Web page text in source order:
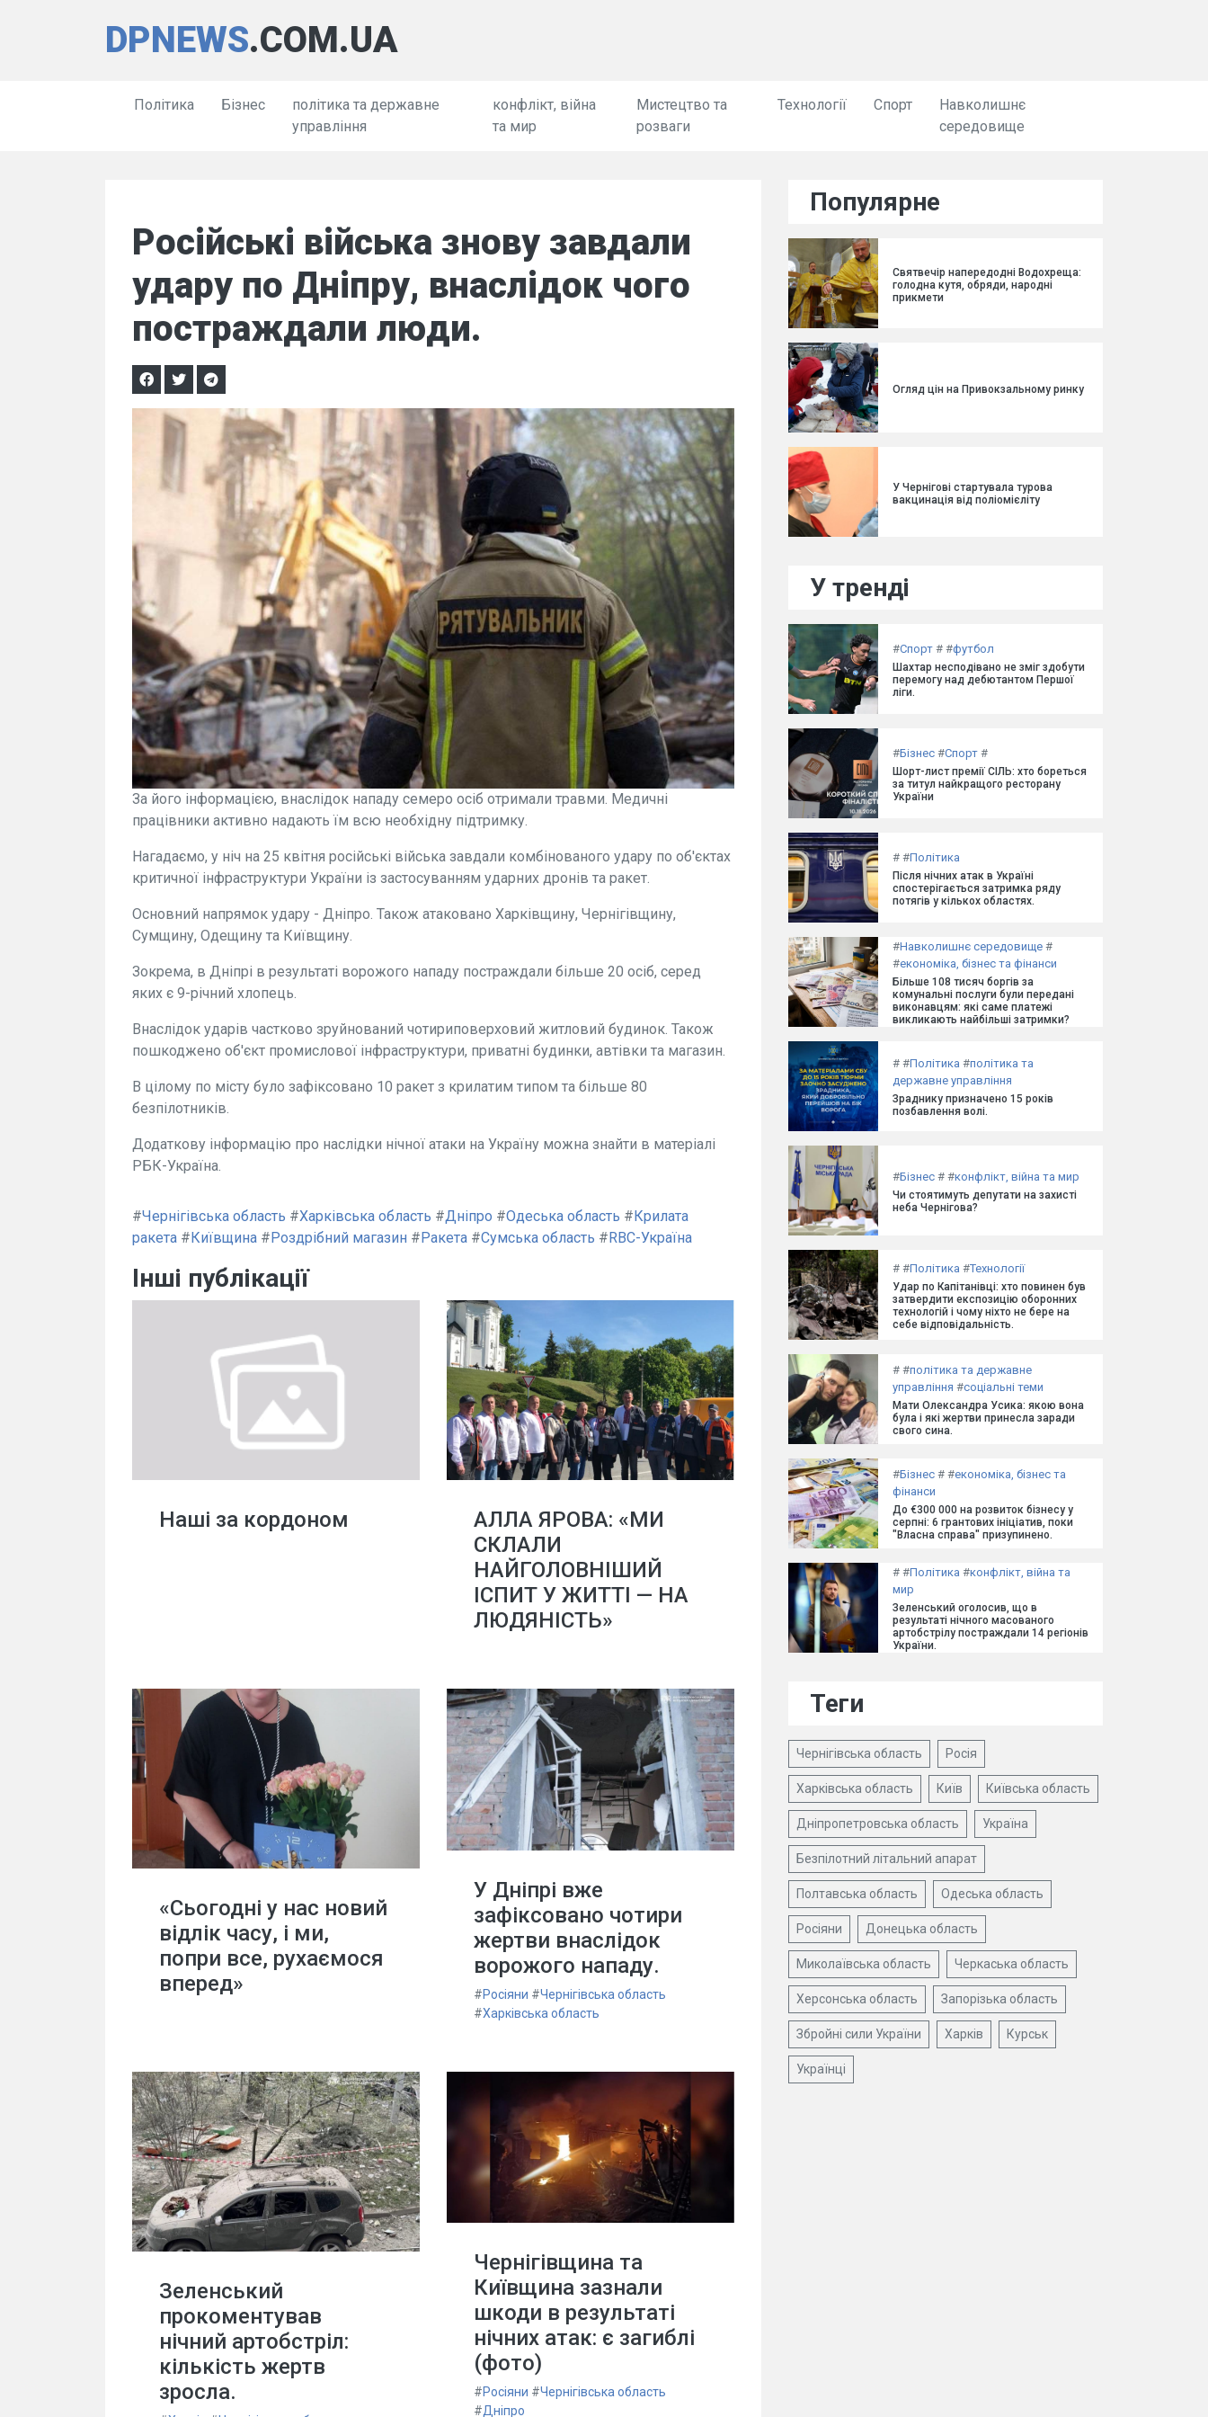
DPNEWS.COM.UA
Політика Бізнес
політика та державне
управління
конфлікт, війна
та мир
Мистецтво та
розваги
Технології Спорт
Навколишнє
середовище
Російські війська знову завдали
удару по Дніпру, внаслідок чого
постраждали люди.
За його інформацією, внаслідок нападу семеро осіб отримали травми. Медичні
працівники активно надають їм всю необхідну підтримку.
Нагадаємо, у ніч на 25 квітня російські війська завдали комбінованого удару по об'єктах
критичної інфраструктури України із застосуванням ударних дронів та ракет.
Основний напрямок удару - Дніпро. Також атаковано Харківщину, Чернігівщину,
Сумщину, Одещину та Київщину.
Зокрема, в Дніпрі в результаті ворожого нападу постраждали більше 20 осіб, серед
яких є 9-річний хлопець.
Внаслідок ударів частково зруйнований чотириповерховий житловий будинок. Також
пошкоджено об'єкт промислової інфраструктури, приватні будинки, автівки та магазин.
В цілому по місту було зафіксовано 10 ракет з крилатим типом та більше 80
безпілотників.
Додаткову інформацію про наслідки нічної атаки на Україну можна знайти в матеріалі
РБК-Україна.
#Чернігівська область #Харківська область #Дніпро #Одеська область #Крилата
ракета #Київщина #Роздрібний магазин #Ракета #Сумська область #RBC-Україна
Інші публікації
Наші за кордоном
АЛЛА ЯРОВА: «МИ
СКЛАЛИ
НАЙГОЛОВНІШИЙ
ІСПИТ У ЖИТТІ — НА
ЛЮДЯНІСТЬ»
«Сьогодні у нас новий
відлік часу, і ми,
попри все, рухаємося
вперед»
У Дніпрі вже
зафіксовано чотири
жертви внаслідок
ворожого нападу.
#Росіяни #Чернігівська область
#Харківська область
Зеленський
прокоментував
нічний артобстріл:
кількість жертв
зросла.
Чернігівщина та
Київщина зазнали
шкоди в результаті
нічних атак: є загиблі
(фото)
#Росіяни #Чернігівська область
#Дніпро
Популярне
Святвечір напередодні Водохреща:
голодна кутя, обряди, народні
прикмети
Огляд цін на Привокзальному ринку
У Чернігові стартувала турова
вакцинація від поліомієліту
У тренді
#Спорт # #футбол
Шахтар несподівано не зміг здобути
перемогу над дебютантом Першої
ліги.
#Бізнес #Спорт #
Шорт-лист премії СІЛЬ: хто бореться
за титул найкращого ресторану
України
# #Політика
Після нічних атак в Україні
спостерігається затримка ряду
потягів у кількох областях.
#Навколишнє середовище #
#економіка, бізнес та фінанси
Більше 108 тисяч боргів за
комунальні послуги були передані
виконавцям: які саме платежі
викликають найбільші затримки?
# #Політика #політика та
державне управління
Зраднику призначено 15 років
позбавлення волі.
#Бізнес # #конфлікт, війна та мир
Чи стоятимуть депутати на захисті
неба Чернігова?
# #Політика #Технології
Удар по Капітанівці: хто повинен був
затвердити експозицію оборонних
технологій і чому ніхто не бере на
себе відповідальність.
# #політика та державне
управління #соціальні теми
Мати Олександра Усика: якою вона
була і які жертви принесла заради
свого сина.
#Бізнес # #економіка, бізнес та
фінанси
До €300 000 на розвиток бізнесу у
серпні: 6 грантових ініціатив, поки
"Власна справа" призупинено.
# #Політика #конфлікт, війна та
мир
Зеленський оголосив, що в
результаті нічного масованого
артобстрілу постраждали 14 регіонів
України.
Теги
Чернігівська область Росія
Харківська область Київ Київська область
Дніпропетровська область Україна
Безпілотний літальний апарат
Полтавська область Одеська область
Росіяни Донецька область
Миколаївська область Черкаська область
Херсонська область Запорізька область
Збройні сили України Харків Курськ
Українці